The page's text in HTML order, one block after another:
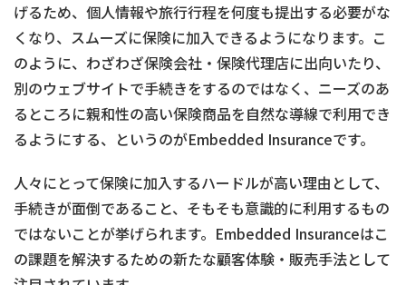
げるため、個人情報や旅行行程を何度も提出する必要がな
くなり、スムーズに保険に加入できるようになります。こ
のように、わざわざ保険会社・保険代理店に出向いたり、
別のウェブサイトで手続きをするのではなく、ニーズのあ
るところに親和性の高い保険商品を自然な導線で利用でき
るようにする、というのがEmbedded Insuranceです。
人々にとって保険に加入するハードルが高い理由として、
手続きが面倒であること、そもそも意識的に利用するもの
ではないことが挙げられます。Embedded Insuranceはこ
の課題を解決するための新たな顧客体験・販売手法として